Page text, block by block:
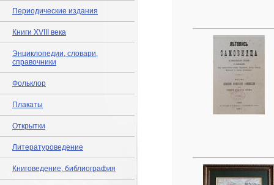
Периодические издания
Книги XVIII века
Энциклопедии, словари,
справочники
Фольклор
Плакаты
Открытки
Литературоведение
Книговедение, библиография